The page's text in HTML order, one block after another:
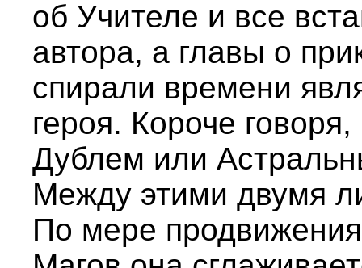
об Учителе и все
автора, а главы о
спирали времени
героя. Короче
Дублем или
Между этими двумя
По мере